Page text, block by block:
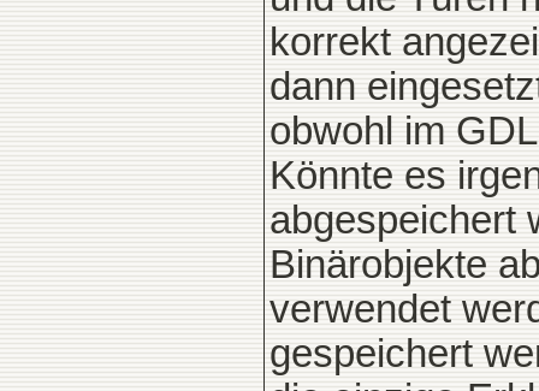
korrekt
dann
obwohl im
Könnte es
abgespeichert
Binärobjekte
verwendet
gespeichert